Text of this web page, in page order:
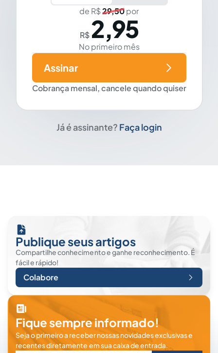
de R$29,50por
R$ 2,95
No primeiro mês
Cobrança mensal, cancele quando quiser
Assinar
Já é assinante? Faça login
Publique seus artigos
Compartilhe conhecimento e ganhe reconhecimento. É
fácil e rápido!
Colabore
Fique sempre informado!
Seja o primeiro a receber nossas novidades exclusivas e
recentes diretamente em sua caixa de entrada.